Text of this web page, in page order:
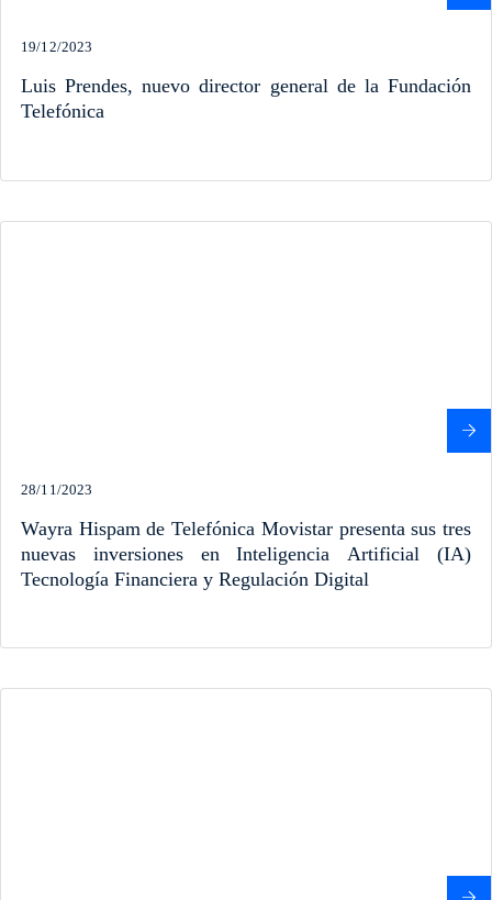
19/12/2023
Luis Prendes, nuevo director general de la Fundación
Telefónica
28/11/2023
Wayra Hispam de Telefónica Movistar presenta sus tres
nuevas inversiones en Inteligencia Artificial (IA)
Tecnología Financiera y Regulación Digital